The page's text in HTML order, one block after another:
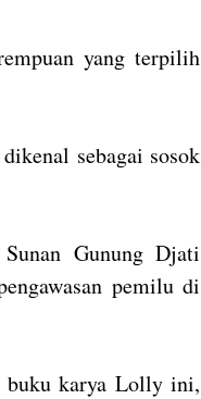
yang terpilih
sebagai sosok
Gunung Djati
pemilu di
buku karya Lolly ini,